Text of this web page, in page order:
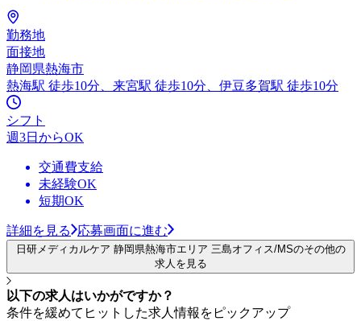
勤務地
面接地
静岡県熱海市
熱海駅 徒歩10分、来宮駅 徒歩10分、伊豆多賀駅 徒歩10分
シフト
週3日からOK
交通費支給
未経験OK
短期OK
詳細を見る 応募画面に進む
日研メディカルケア 静岡県熱海市エリア 三島オフィス/MSのその他の
求人を見る
以下の求人はいかがですか？
条件を緩めてヒットした求人情報をピックアップ